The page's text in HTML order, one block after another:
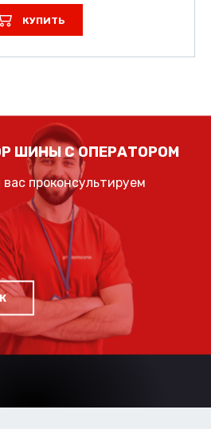
КУПИТЬ
ШИНЫ С ОПЕРАТОРОМ
проконсультируем